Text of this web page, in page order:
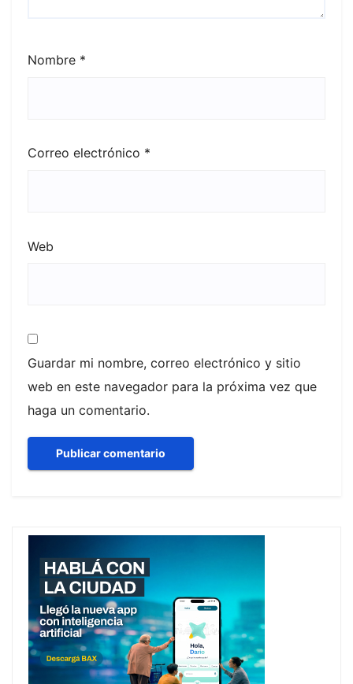
Nombre *
Correo electrónico *
Web
Guardar mi nombre, correo electrónico y sitio
web en este navegador para la próxima vez que
haga un comentario.